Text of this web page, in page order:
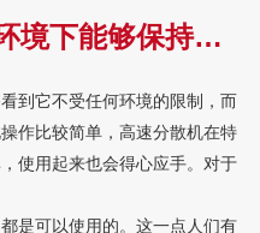
石材切割机在特殊的环境下能够保持完好的工作效率
到它不受任何环境的限制，而
作比较简单，高速分散机在特
使用起来也会得心应手。对于
可以使用的。这一点人们有